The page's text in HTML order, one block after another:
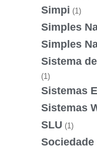
Simpi (1)
Simples
Simples
Sistema
(1)
Sistemas
Sistemas
SLU (1)
Sociedade